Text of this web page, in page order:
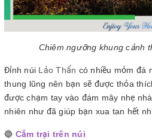
Chiêm ngưỡng khung cảnh
Đỉnh núi Lảo Thẩn có nhiều mỏm đá
thung lũng nên bạn sẽ được thỏa
được chạm tay vào đám mây nhẹ
nhiên như đã giúp bạn xua tan hết
🔵 Cắm trại trên núi